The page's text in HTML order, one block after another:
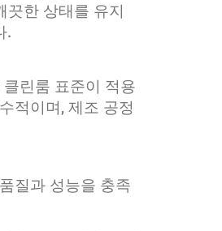
끗한 상태를 유지
.
린룸 표준이 적용
적이며, 제조 공정
질과 성능을 충족